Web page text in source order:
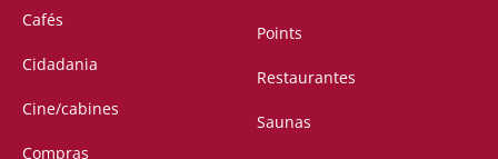
Cafés
Cidadania
Cine/cabines
Compras
Points
Restaurantes
Saunas